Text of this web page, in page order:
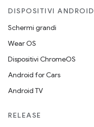
DISPOSITIVI ANDROID
Schermi grandi
Wear OS
Dispositivi ChromeOS
Android for Cars
Android TV
RELEASE